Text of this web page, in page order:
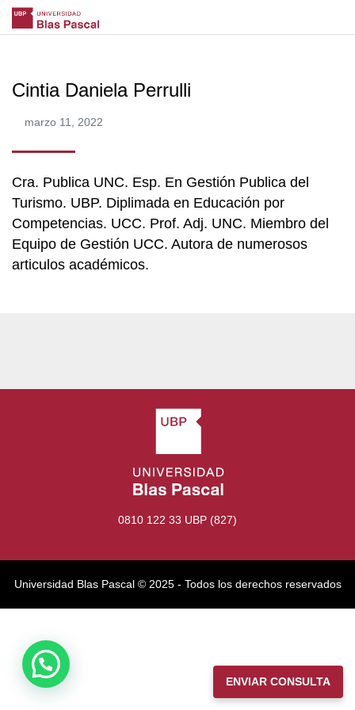
Cintia Daniela Perrulli
marzo 11, 2022
Cra. Publica UNC. Esp. En Gestión Publica del
Turismo. UBP. Diplimada en Educación por
Competencias. UCC. Prof. Adj. UNC. Miembro del
Equipo de Gestión UCC. Autora de numerosos
articulos académicos.
0810 122 33 UBP (827)
Universidad Blas Pascal ©️ 2025 - Todos los derechos reservados
ENVIAR CONSULTA